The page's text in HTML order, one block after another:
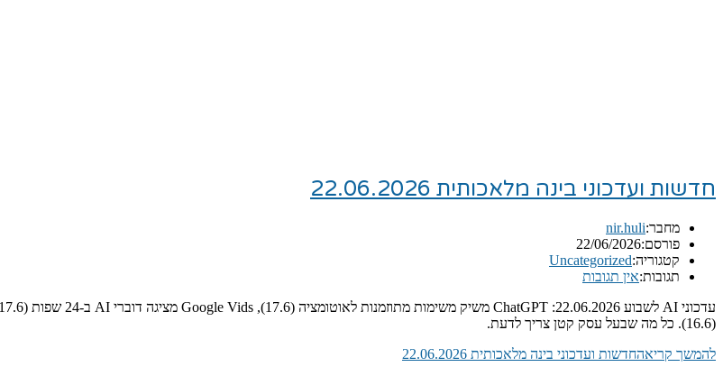
חדשות ועדכוני בינה מלאכותית 22.06.2026
מחבר:nir.huli
פורסם:22/06/2026
קטגוריה:Uncategorized
תגובות:אין תגובות
(16.6). כל מה שבעל עסק קטן צריך לדעת.
להמשך קריאהחדשות ועדכוני בינה מלאכותית 22.06.2026